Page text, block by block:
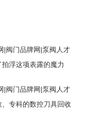
|阀门品牌网|泵阀人才
浮这项表露的魔力
|阀门品牌网|泵阀人才
专科的数控刀具回收